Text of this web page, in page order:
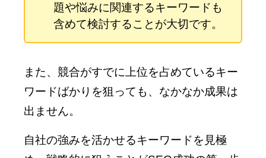
題や悩みに関連するキーワードも
含めて検討することが大切です。
また、競合がすでに上位を占めているキー
ワードばかりを狙っても、なかなか成果は
出ません。
自社の強みを活かせるキーワードを見極